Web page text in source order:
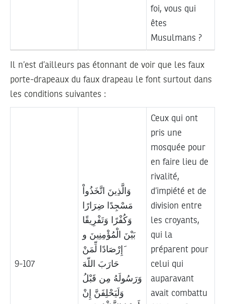
foi, vous qui
êtes
Musulmans ?
Il n’est d’ailleurs pas étonnant de voir que les faux
porte-drapeaux du faux drapeau le font surtout dans
les conditions suivantes :
9-107
وَالَّذِينَ اتَّخَذُواْ
مَسْجِدًا ضِرَارًا
وَكُفْرًا وَتَفْرِيقًا
بَيْنَ الْمُؤْمِنِينَ و
َإِرْصَادًا لِّمَنْ
حَارَبَ اللّهَ
وَرَسُولَهُ مِن قَبْلُ
وَلَيَحْلِفَنَّ إِنْ
Ceux qui ont
pris une
mosquée pour
en faire lieu de
rivalité,
d’impiété et de
division entre
les croyants,
qui la
préparent pour
celui qui
auparavant
avait combattu